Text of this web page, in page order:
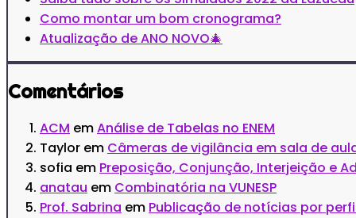
Como montar um bom cronograma?
Atualização de ANO NOVO🎄
Comentários
ACM emAnálise de Tabelas no ENEM
Taylor em Câmeras de vigilância em sala de
sofia em Preposição, Conjunção, Interjeição e
anatau em Combinatória na VUNESP
Prof. Sabrina em Publicação de notícias por